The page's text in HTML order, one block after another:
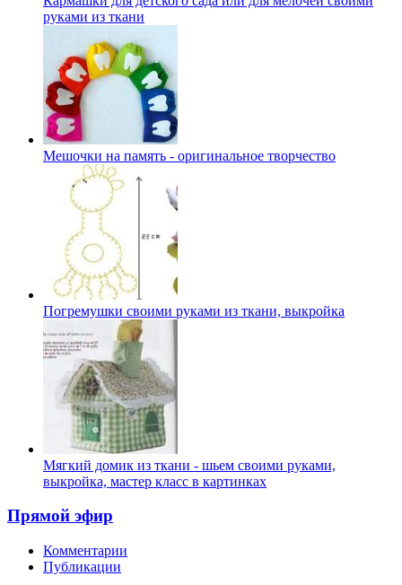
руками из ткани
Мешочки на память - оригинальное творчество
Погремушки своими руками из ткани, выкройка
Мягкий домик из ткани - шьем своими руками,
выкройка, мастер класс в картинках
Прямой эфир
Комментарии
Публикации